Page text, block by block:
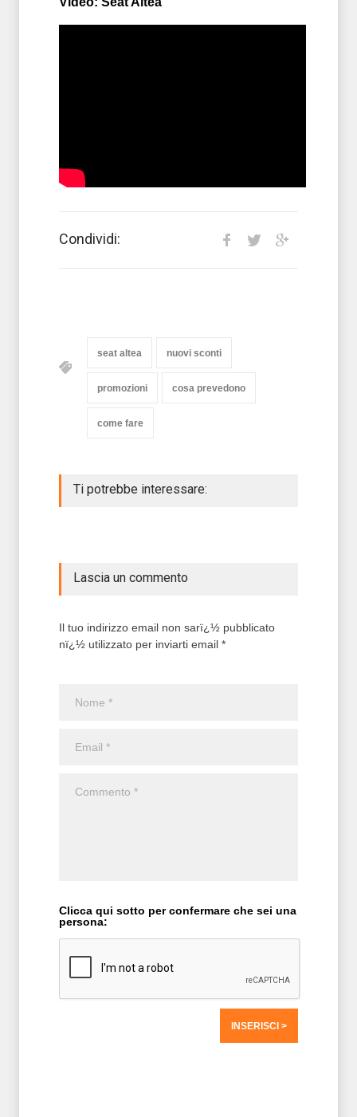
Condividi:
seat altea nuovi sconti
promozioni cosa prevedono
come fare
Ti potrebbe interessare:
Lascia un commento
Il tuo indirizzo email non sarï¿½ pubblicato
nï¿½ utilizzato per inviarti email *
Clicca qui sotto per confermare che sei una
persona: